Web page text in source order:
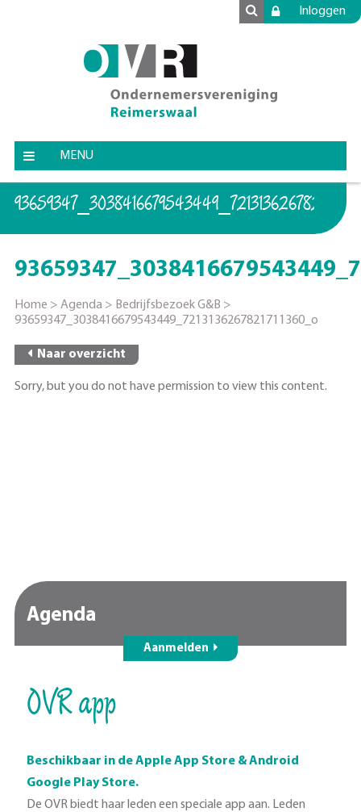
Inloggen
MENU
Home > Agenda > Bedrijfsbezoek G&B >
93659347_3038416679543449_7213136267821711360_o
Naar overzicht
Sorry, but you do not have permission to view this content.
Agenda
Aanmelden
OVR app
Beschikbaar in de Apple App Store & Android
Google Play Store.
De OVR biedt haar leden een speciale app aan. Leden